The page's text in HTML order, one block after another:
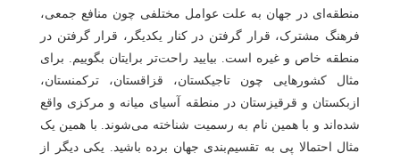
منطقه‌ای در جهان به علت عوامل مختلفی چون منافع جمعی،
فرهنگ مشترک، قرار گرفتن در کنار یکدیگر، قرار گرفتن در
منطقه خاص و غیره است. بیایید راحت‌تر برایتان بگوییم. برای
مثال کشورهایی چون تاجیکستان، قزاقستان، ترکمنستان،
ازبکستان و قرقیزستان در منطقه آسیای میانه و مرکزی واقع
شده‌اند و با همین نام به رسمیت شناخته می‌شوند. با همین یک
مثال احتمالا پی به تقسیم‌بندی جهان برده باشید. یکی دیگر از